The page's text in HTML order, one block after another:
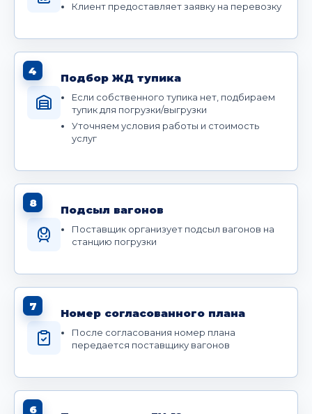
Клиент предоставляет заявку на перевозку
4
Подбор ЖД тупика
Если собственного тупика нет, подбираем
тупик для погрузки/выгрузки
Уточняем условия работы и стоимость
услуг
8
Подсыл вагонов
Поставщик организует подсыл вагонов на
станцию погрузки
7
Номер согласованного плана
После согласования номер плана
передается поставщику вагонов
6